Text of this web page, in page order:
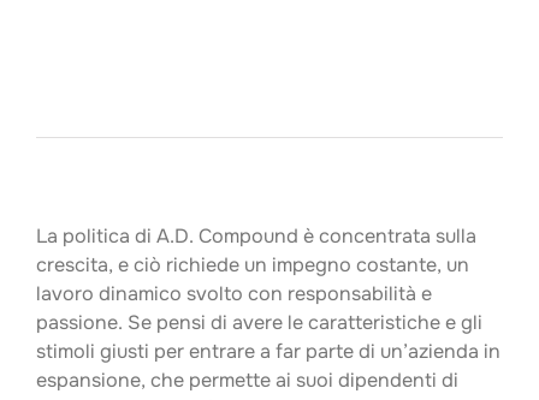
La politica di A.D. Compound è concentrata sulla
crescita, e ciò richiede un impegno costante, un
lavoro dinamico svolto con responsabilità e
passione. Se pensi di avere le caratteristiche e gli
stimoli giusti per entrare a far parte di un’azienda in
espansione, che permette ai suoi dipendenti di